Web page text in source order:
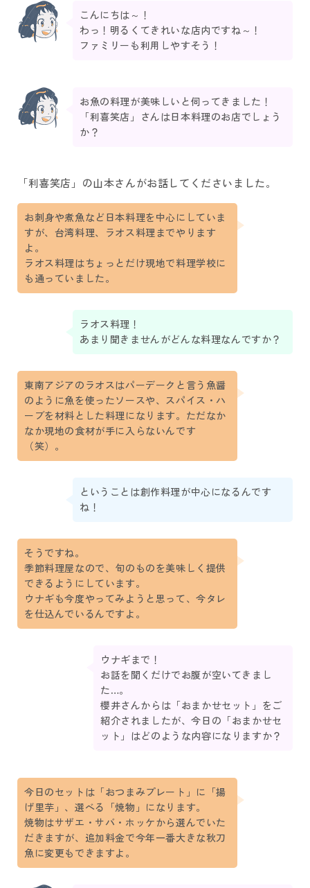
こんにちは～！
わっ！明るくてきれいな店内ですね～！
ファミリーも利用しやすそう！
お魚の料理が美味しいと伺ってきました！
「利喜笑店」さんは日本料理のお店でしょう
か？
「利喜笑店」の山本さんがお話してくださいました。
お刺身や煮魚など日本料理を中心にしていま
すが、台湾料理、ラオス料理までやります
よ。
ラオス料理はちょっとだけ現地で料理学校に
も通っていました。
ラオス料理！
あまり聞きませんがどんな料理なんですか？
東南アジアのラオスはパーデークと言う魚醤
のように魚を使ったソースや、スパイス・ハ
ーブを材料とした料理になります。ただなか
なか現地の食材が手に入らないんです
（笑）。
ということは創作料理が中心になるんです
ね！
そうですね。
季節料理屋なので、旬のものを美味しく提供
できるようにしています。
ウナギも今度やってみようと思って、今タレ
を仕込んでいるんですよ。
ウナギまで！
お話を聞くだけでお腹が空いてきまし
た…。
櫻井さんからは「おまかせセット」をご
紹介されましたが、今日の「おまかせセ
ット」はどのような内容になりますか？
今日のセットは「おつまみプレート」に「揚
げ里芋」、選べる「焼物」になります。
焼物はサザエ・サバ・ホッケから選んでいた
だきますが、追加料金で今年一番大きな秋刀
魚に変更もできますよ。